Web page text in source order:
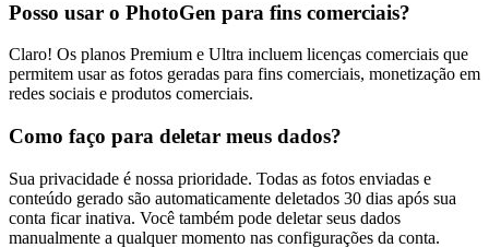
Posso usar o PhotoGen para fins comerciais?
Claro! Os planos Premium e Ultra incluem licenças comerciais que
permitem usar as fotos geradas para fins comerciais, monetização em
redes sociais e produtos comerciais.
Como faço para deletar meus dados?
Sua privacidade é nossa prioridade. Todas as fotos enviadas e
conteúdo gerado são automaticamente deletados 30 dias após sua
conta ficar inativa. Você também pode deletar seus dados
manualmente a qualquer momento nas configurações da conta.